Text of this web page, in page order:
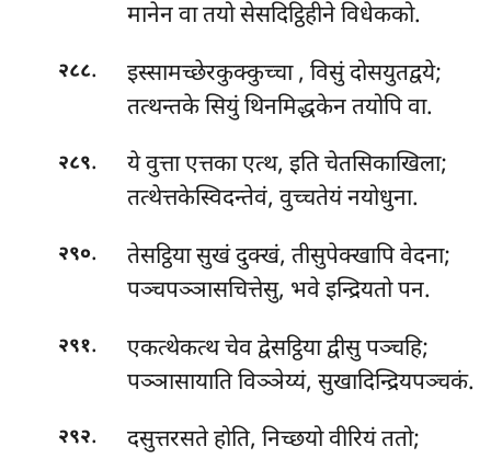
मानेन वा तयो सेसदिट्ठिहीने विधेकको.
२८८. इस्सामच्छेरकुक्कुच्चा, विसुं दोसयुतद्वये;
तत्थन्तके सियुं थिनमिद्धकेन तयोपि वा.
२८९.
ये वुत्ता एत्तका एत्थ, इति चेतसिकाखिला;
तत्थेत्तकेस्विदन्तेवं, वुच्चतेयं नयोधुना.
२९०.
तेसट्ठिया सुखं दुक्खं, तीसुपेक्खापि वेदना;
पञ्चपञ्ञासचित्तेसु, भवे इन्द्रियतो पन.
२९१.
एकत्थेकत्थ चेव द्वेसट्ठिया द्वीसु पञ्चहि;
पञ्ञासायाति विञ्ञेय्यं, सुखादिन्द्रियपञ्चकं.
२९२.
दसुत्तरसते होति, निच्छयो वीरियं ततो;